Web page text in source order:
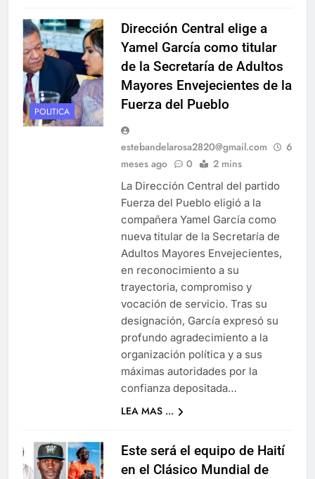
POLITICA
Dirección Central elige a
Yamel García como titular
de la Secretaría de Adultos
Mayores Envejecientes de la
Fuerza del Pueblo
estebandelarosa2820@gmail.com
6
meses ago
0 2 mins
La Dirección Central del partido
Fuerza del Pueblo eligió a la
compañera Yamel García como
nueva titular de la Secretaría de
Adultos Mayores Envejecientes,
en reconocimiento a su
trayectoria, compromiso y
vocación de servicio. Tras su
designación, García expresó su
profundo agradecimiento a la
organización política y a sus
máximas autoridades por la
confianza depositada…
LEA MAS ...
Este será el equipo de Haití
en el Clásico Mundial de